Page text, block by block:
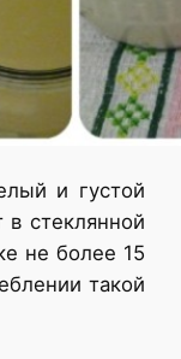
и густой
в стеклянной
не более 15
такой